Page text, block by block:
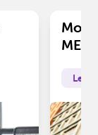
ME?
Leia